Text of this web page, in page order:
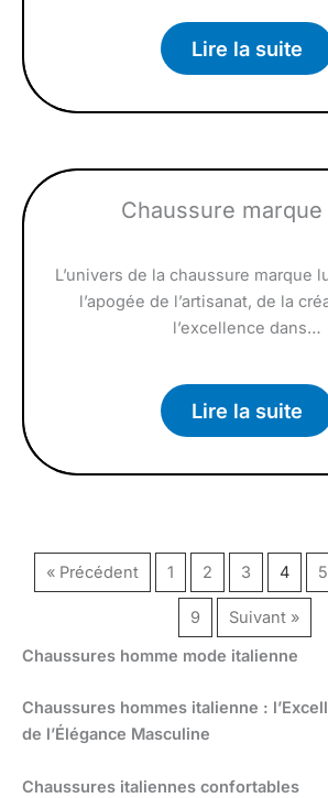
Lire la suite
Chaussure marque
L’univers de la chaussure marque
l’apogée de l’artisanat, de la
l’excellence dans…
Lire la suite
« Précédent 1 2 3 4 5
9
Suivant »
Chaussures homme mode italienne
Chaussures hommes italienne :
de l’Élégance Masculine
Chaussures italiennes confortables